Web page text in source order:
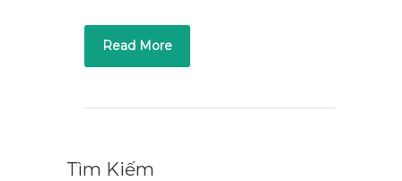
Read More
Tìm Kiếm